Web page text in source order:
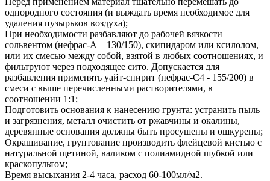
однородного состояния (и выждать время необходимое для
удаления пузырьков воздуха);
При необходимости разбавляют до рабочей вязкости
сольвентом (нефрас-А – 130/150), скипидаром или ксилолом,
или их смесью между собой, взятой в любых соотношениях, и
фильтруют через подходящее сито. Допускается для
разбавления применять уайт-спирит (нефрас-С4 - 155/200) в
смеси с выше перечисленными растворителями, в
соотношении 1:1;
Подготовить основания к нанесению грунта: устранить пыль
и загрязнения, металл очистить от ржавчины и окалины,
деревянные основания должны быть просушены и ошкурены;
Окрашивание, грунтование производить флейцевой кистью с
натуральной щетиной, валиком с полиамидной шубкой или
краскопультом;
Время высыхания 2-4 часа, расход 60-100мл/м2.